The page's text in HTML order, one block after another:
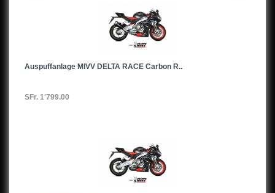
Auspuffanlage MIVV DELTA RACE Carbon R..
SFr. 1'799.00